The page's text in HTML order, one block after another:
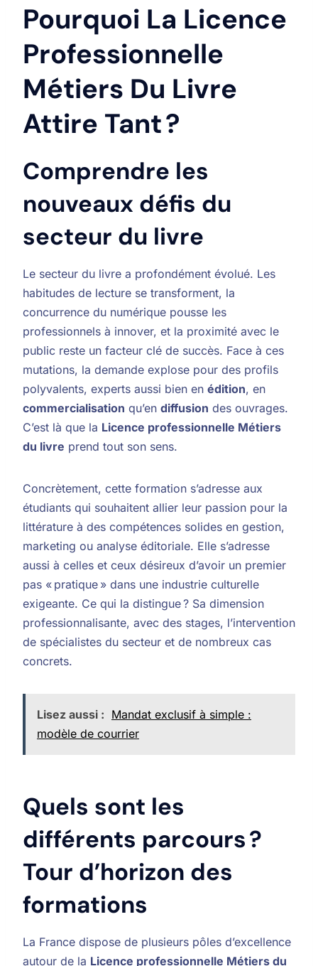
Pourquoi La Licence
Professionnelle
Métiers Du Livre
Attire Tant ?
Comprendre les
nouveaux défis du
secteur du livre
Le secteur du livre a profondément évolué. Les
habitudes de lecture se transforment, la
concurrence du numérique pousse les
professionnels à innover, et la proximité avec le
public reste un facteur clé de succès. Face à ces
mutations, la demande explose pour des profils
polyvalents, experts aussi bien en édition, en
commercialisation qu’en diffusion des ouvrages.
C’est là que la Licence professionnelle Métiers
du livre prend tout son sens.
Concrètement, cette formation s’adresse aux
étudiants qui souhaitent allier leur passion pour la
littérature à des compétences solides en gestion,
marketing ou analyse éditoriale. Elle s’adresse
aussi à celles et ceux désireux d’avoir un premier
pas « pratique » dans une industrie culturelle
exigeante. Ce qui la distingue ? Sa dimension
professionnalisante, avec des stages, l’intervention
de spécialistes du secteur et de nombreux cas
concrets.
Lisez aussi : Mandat exclusif à simple :
modèle de courrier
Quels sont les
différents parcours ?
Tour d’horizon des
formations
La France dispose de plusieurs pôles d’excellence
autour de la Licence professionnelle Métiers du